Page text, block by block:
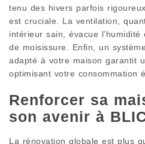
tenu des hivers parfois
est cruciale. La ventilation,
intérieur sain, évacue
de moisissure. Enfin, un
adapté à votre maison garantit
optimisant votre consommation
Renforcer sa
son avenir à
La rénovation globale est plus